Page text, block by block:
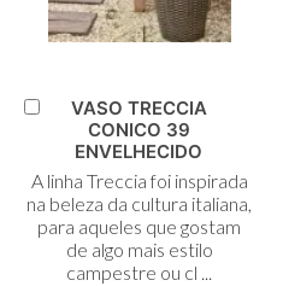
Adicionar
VASO TRECCIA
CONICO 39
ENVELHECIDO
A linha Treccia foi inspirada
na beleza da cultura italiana,
para aqueles que gostam
de algo mais estilo
campestre ou cl ...